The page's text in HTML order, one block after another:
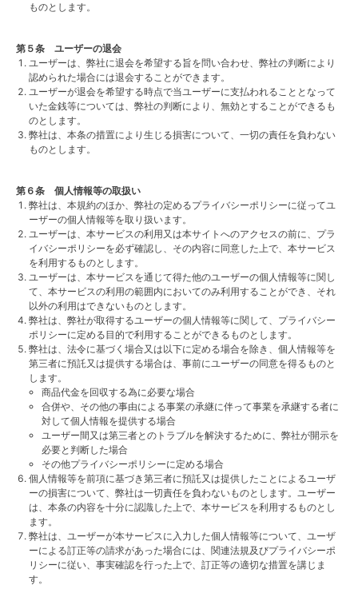
ものとします。
第５条 ユーザーの退会
ユーザーは、弊社に退会を希望する旨を問い合わせ、弊社の判断により
認められた場合には退会することができます。
ユーザーが退会を希望する時点で当ユーザーに支払われることとなって
いた金銭等については、弊社の判断により、無効とすることができるも
のとします。
弊社は、本条の措置により生じる損害について、一切の責任を負わない
ものとします。
第６条 個人情報等の取扱い
弊社は、本規約のほか、弊社の定めるプライバシーポリシーに従ってユ
ーザーの個人情報等を取り扱います。
ユーザーは、本サービスの利用又は本サイトへのアクセスの前に、プラ
イバシーポリシーを必ず確認し、その内容に同意した上で、本サービス
を利用するものとします。
ユーザーは、本サービスを通じて得た他のユーザーの個人情報等に関し
て、本サービスの利用の範囲内においてのみ利用することができ、それ
以外の利用はできないものとします。
弊社は、弊社が取得するユーザーの個人情報等に関して、プライバシー
ポリシーに定める目的で利用することができるものとします。
弊社は、法令に基づく場合又は以下に定める場合を除き、個人情報等を
第三者に預託又は提供する場合は、事前にユーザーの同意を得るものと
します。
商品代金を回収する為に必要な場合
合併や、その他の事由による事業の承継に伴って事業を承継する者に
対して個人情報を提供する場合
ユーザー間又は第三者とのトラブルを解決するために、弊社が開示を
必要と判断した場合
その他プライバシーポリシーに定める場合
個人情報等を前項に基づき第三者に預託又は提供したことによるユーザ
ーの損害について、弊社は一切責任を負わないものとします。ユーザー
は、本条の内容を十分に認識した上で、本サービスを利用するものとし
ます。
弊社は、ユーザーが本サービスに入力した個人情報等について、ユーザ
ーによる訂正等の請求があった場合には、関連法規及びプライバシーポ
リシーに従い、事実確認を行った上で、訂正等の適切な措置を講じま
す。